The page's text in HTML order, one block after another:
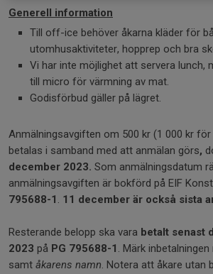
Generell information
Till off-ice behöver åkarna kläder för
utomhusaktiviteter, hopprep och bra
Vi har inte möjlighet att servera lunch,
till micro för värmning av mat.
Godisförbud gäller på lägret.
Anmälningsavgiften om 500 kr (1 000 kr
betalas i samband med att anmälan görs,
december 2023. Som anmälningsdatum
anmälningsavgiften är bokförd på EIF
795688-1 . 11 december är också sista
Resterande belopp ska vara betalt senast
2023 på PG 795688-1 . Märk inbetalningen
samt åkarens namn. Notera att åkare utan